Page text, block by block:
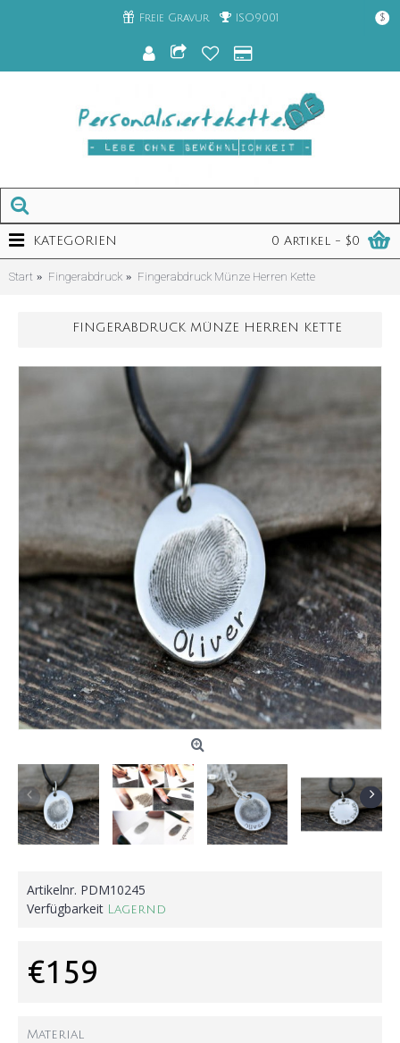
Freie Gravur ISO9001 $
0 Artikel - $0
KATEGORIEN
Start Fingerabdruck Fingerabdruck Münze Herren Kette
FINGERABDRUCK MÜNZE HERREN KETTE
Artikelnr. PDM10245
Verfügbarkeit Lagernd
€159
Material